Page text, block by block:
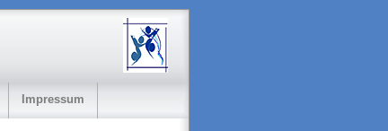
Impressum